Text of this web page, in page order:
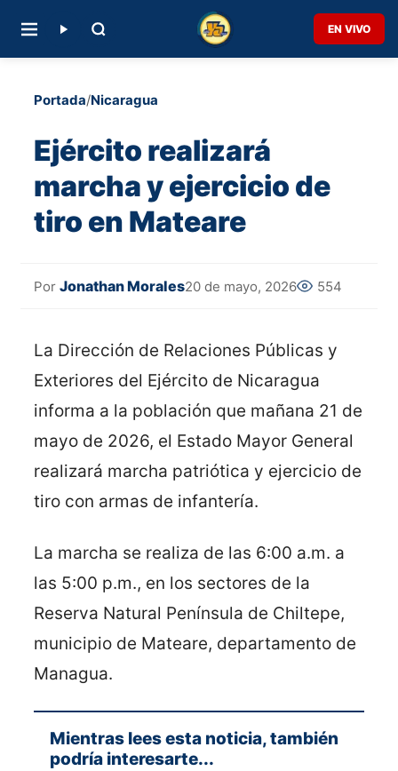
EN VIVO
Portada/Nicaragua
Ejército realizará
marcha y ejercicio de
tiro en Mateare
Por Jonathan Morales20 de mayo, 2026 554
La Dirección de Relaciones Públicas y
Exteriores del Ejército de Nicaragua
informa a la población que mañana 21 de
mayo de 2026, el Estado Mayor General
realizará marcha patriótica y ejercicio de
tiro con armas de infantería.
La marcha se realiza de las 6:00 a.m. a
las 5:00 p.m., en los sectores de la
Reserva Natural Península de Chiltepe,
municipio de Mateare, departamento de
Managua.
Mientras lees esta noticia, también
podría interesarte...